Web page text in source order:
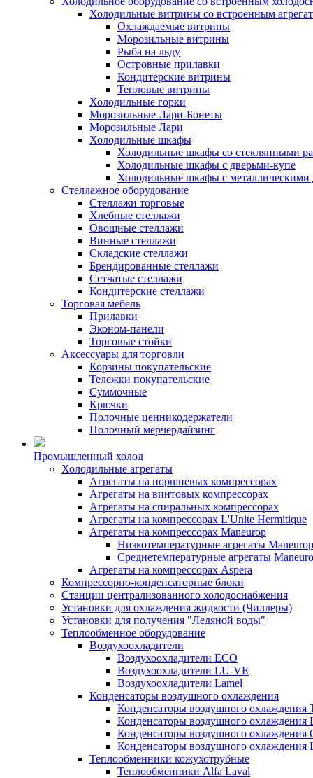
Холодильные витрины со встроенным
Охлаждаемые витрины
Морозильные витрины
Рыба на льду
Островные прилавки
Кондитерские витрины
Тепловые витрины
Холодильные горки
Морозильные Лари-Бонеты
Морозильные Лари
Холодильные шкафы
Холодильные шкафы со стеклянными
Холодильные шкафы с дверьми-купе
Холодильные шкафы с металлическими
Стеллажное оборудование
Стеллажи торговые
Хлебные стеллажи
Овощные стеллажи
Винные стеллажи
Складские стеллажи
Брендированные стеллажи
Сетчатые стеллажи
Кондитерские стеллажи
Торговая мебель
Прилавки
Эконом-панели
Торговые стойки
Аксессуары для торговли
Корзины покупательские
Тележки покупательские
Суммочные
Крючки
Полочные ценникодержатели
Полочный мерчердайзинг
Промышленный холод
Холодильные агрегаты
Агрегаты на поршневых компрессорах
Агрегаты на винтовых компрессорах
Агрегаты на спиральных компрессорах
Агрегаты на компрессорах L'Unite Hermitique
Агрегаты на компрессорах Maneurop
Низкотемпературные агрегаты Maneurop
Среднетемпературные агрегаты
Агрегаты на компрессорах Aspera
Компрессорно-конденсаторные блоки
Станции централизованного холодоснабжения
Установки для охлаждения жидкости (Чиллеры)
Установки для получения "Ледяной воды"
Теплообменное оборудование
Воздухоохладители
Воздухоохладители EСО
Воздухоохладители LU-VE
Воздухоохладители Lamel
Конденсаторы воздушного охлаждения
Конденсаторы воздушного охлаждения
Конденсаторы воздушного
Конденсаторы воздушного охлаждения
Конденсаторы воздушного
Теплообменники кожухотрубные
Теплообменники Alfa Laval